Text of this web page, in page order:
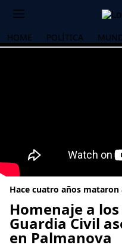
HOME POLÍTICA
Hace cuatro años mataron
Homenaje a
Guardia Civil
en Palmanova